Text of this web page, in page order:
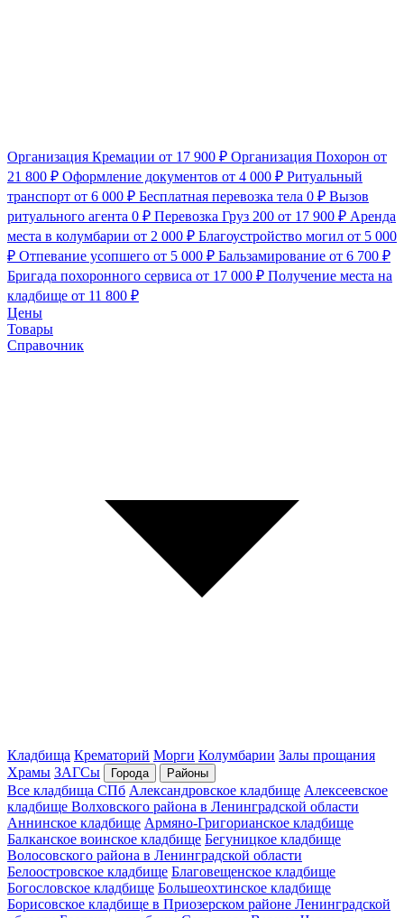
Организация Кремации от 17 900 ₽ Организация Похорон от
21 800 ₽ Оформление документов от 4 000 ₽ Ритуальный
транспорт от 6 000 ₽ Бесплатная перевозка тела 0 ₽ Вызов
ритуального агента 0 ₽ Перевозка Груз 200 от 17 900 ₽ Аренда
места в колумбарии от 2 000 ₽ Благоустройство могил от 5 000
₽ Отпевание усопшего от 5 000 ₽ Бальзамирование от 6 700 ₽
Бригада похоронного сервиса от 17 000 ₽ Получение места на
кладбище от 11 800 ₽
Цены
Товары
Справочник
Кладбища Крематорий Морги Колумбарии Залы прощания
Храмы ЗАГСы Города Районы
Все кладбища СПб Александровское кладбище Алексеевское
кладбище Волховского района в Ленинградской области
Аннинское кладбище Армяно-Григорианское кладбище
Балканское воинское кладбище Бегуницкое кладбище
Волосовского района в Ленинградской области
Белоостровское кладбище Благовещенское кладбище
Богословское кладбище Большеохтинское кладбище
Борисовское кладбище в Приозерском районе Ленинградской